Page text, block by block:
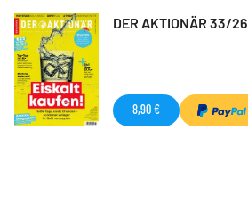
DER AKTIONÄR 33/26
8,90 €